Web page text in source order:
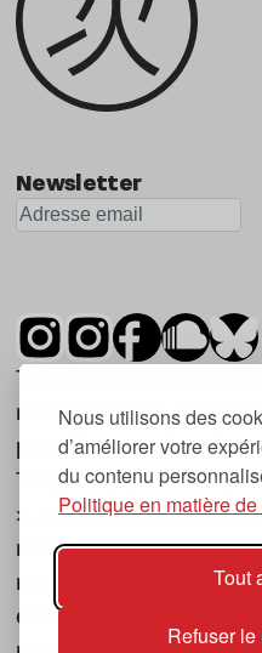
Nous utilisons des
d’améliorer votre
du contenu
Politique en matière
Tout
Refuser
Newsletter
Tsugi est un mensuel
musique et les
première parution date
Tsugi en japonais
», ce qui correspond à
magazine, à l’affût
musicales, qu’elles
électronique, du rock